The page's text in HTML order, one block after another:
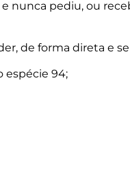
nunca pediu, ou
de forma direta e
espécie 94;